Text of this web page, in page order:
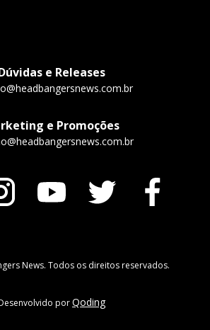
e Releases
e Promoções
News. Todos os direitos reservados.
porQoding